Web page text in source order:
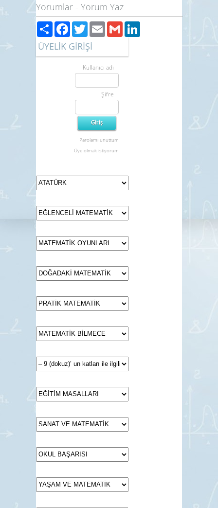
Yorumlar - Yorum Yaz
PaylaşFacebook
TwitterEmailGmail
ÜYELİK GİRİŞİ
Kullanıcı adı
Şifre
Parolamı unuttum
Üye olmak istiyorum